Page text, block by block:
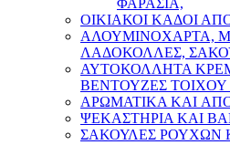
ΦΑΡΑΣΙΑ,
ΟΙΚΙΑΚΟΙ ΚΑΔΟΙ
ΑΛΟΥΜΙΝΟΧΑΡΤΑ,
ΛΑΔΟΚΟΛΛΕΣ,
ΑΥΤΟΚΟΛΛΗΤΑ
ΒΕΝΤΟΥΖΕΣ ΤΟΙΧΟΥ
ΑΡΩΜΑΤΙΚΑ KAI
ΨΕΚΑΣΤΗΡΙΑ ΚΑΙ
ΣΑΚΟΥΛΕΣ ΡΟΥΧΩΝ